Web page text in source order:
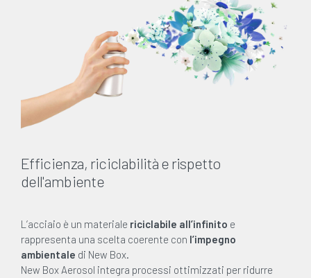
Efficienza, riciclabilità e rispetto
dell'ambiente
L’acciaio è un materiale riciclabile all’infinito e
rappresenta una scelta coerente con l’impegno
ambientale di New Box.
New Box Aerosol integra processi ottimizzati per ridurre